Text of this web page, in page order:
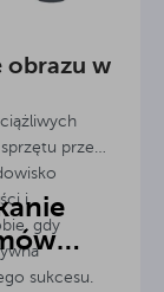
obrazu w
przed
i
gdy
sukcesu.